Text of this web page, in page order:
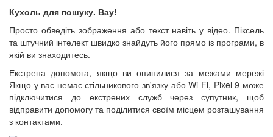
Кухоль для пошуку. Вау!
Просто обведіть зображення або текст навіть у відео. Піксель
та штучний інтелект швидко знайдуть його прямо із програми, в
якій ви знаходитесь.
Екстрена допомога, якщо ви опинилися за межами мережі
Якщо у вас немає стільникового зв'язку або Wi-Fi, Pixel 9 може
підключитися до екстрених служб через супутник, щоб
відправити допомогу та поділитися своїм місцем розташування
з контактами.